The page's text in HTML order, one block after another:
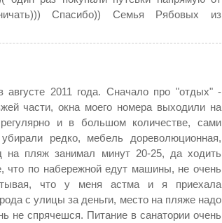
Спасибо)) Семья Рябовых из
2011 года. Сначало про "отдых" -
части, окна моего номера выходили на
регулярно и в большом количестве, сами
редко, мебель дореволюционная,
на пляж занимал минут 20-25, да ходить
что по набережной едут машины, не очень
что у меня астма и я приехала
с улицы за деньги, место на пляже надо
не спрячешся. Питание в санатории очень